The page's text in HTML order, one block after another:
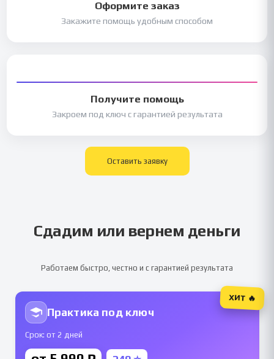
Оформите заказ
Закажите помощь удобным способом
Получите помощь
Закроем под ключ с гарантией результата
Оставить заявку
Сдадим или вернем деньги
Работаем быстро, честно и с гарантией результата
Практика под ключ
Срок: от 2 дней
ХИТ 🔥